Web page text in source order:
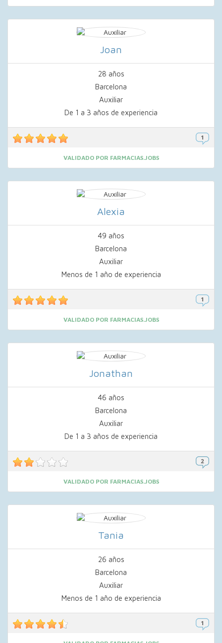
Joan
28 años
Barcelona
Auxiliar
De 1 a 3 años de experiencia
VALIDADO POR FARMACIAS.JOBS
Alexia
49 años
Barcelona
Auxiliar
Menos de 1 año de experiencia
VALIDADO POR FARMACIAS.JOBS
Jonathan
46 años
Barcelona
Auxiliar
De 1 a 3 años de experiencia
VALIDADO POR FARMACIAS.JOBS
Tania
26 años
Barcelona
Auxiliar
Menos de 1 año de experiencia